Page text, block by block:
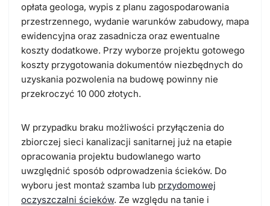
opłata geologa, wypis z planu zagospodarowania
przestrzennego, wydanie warunków zabudowy, mapa
ewidencyjna oraz zasadnicza oraz ewentualne
koszty dodatkowe. Przy wyborze projektu gotowego
koszty przygotowania dokumentów niezbędnych do
uzyskania pozwolenia na budowę powinny nie
przekroczyć 10 000 złotych.
W przypadku braku możliwości przyłączenia do
zbiorczej sieci kanalizacji sanitarnej już na etapie
opracowania projektu budowlanego warto
uwzględnić sposób odprowadzenia ścieków. Do
wyboru jest montaż szamba lub przydomowej
oczyszczalni ścieków. Ze względu na tanie i